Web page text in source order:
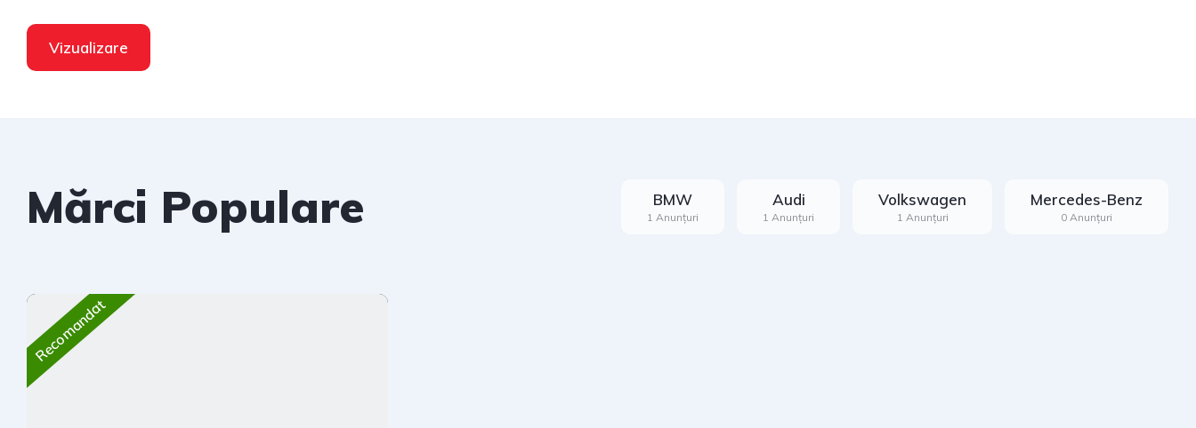
Vizualizare
Mărci Populare BMW
1 Anunțuri
Audi
1 Anunțuri
Volkswagen
1 Anunțuri
Mercedes-Benz
0 Anunțuri
Recomandat